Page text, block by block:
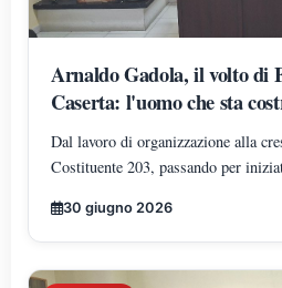
Arnaldo Gadola, il volto di
Caserta: l'uomo che sta
radicamento del movimento
Dal lavoro di organizzazione alla
Costituente 203, passando per
dell'espansione di Futuro Nazionale
30 giugno 2026